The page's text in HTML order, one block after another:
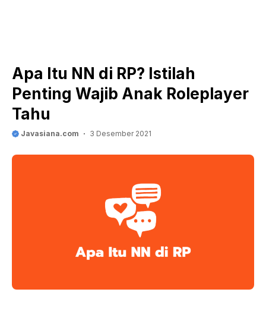
Apa Itu NN di RP? Istilah
Penting Wajib Anak Roleplayer
Tahu
Javasiana.com 3 Desember 2021